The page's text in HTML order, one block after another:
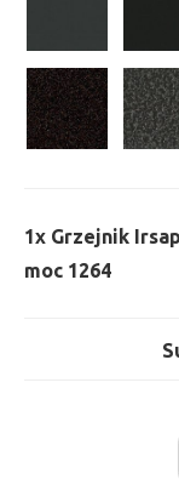
1x Grzejnik
moc 1264